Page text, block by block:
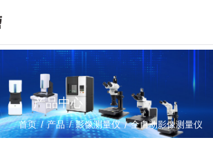
时咨询
177-
680
4-
957
9
产品中心
首页/产品 /影像测量仪 /全自动影像测量仪